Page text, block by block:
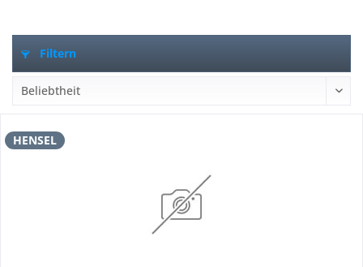
Filtern
HENSEL